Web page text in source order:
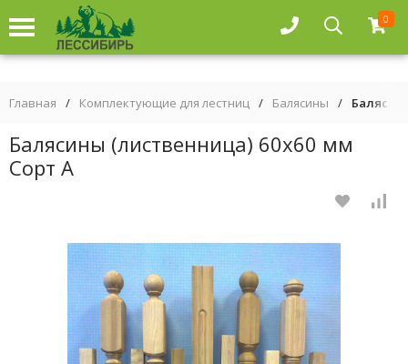
0
Главная / Комплектующие для лестниц / Балясины /
Балясины (лиственница) 60х60 мм
Сорт А